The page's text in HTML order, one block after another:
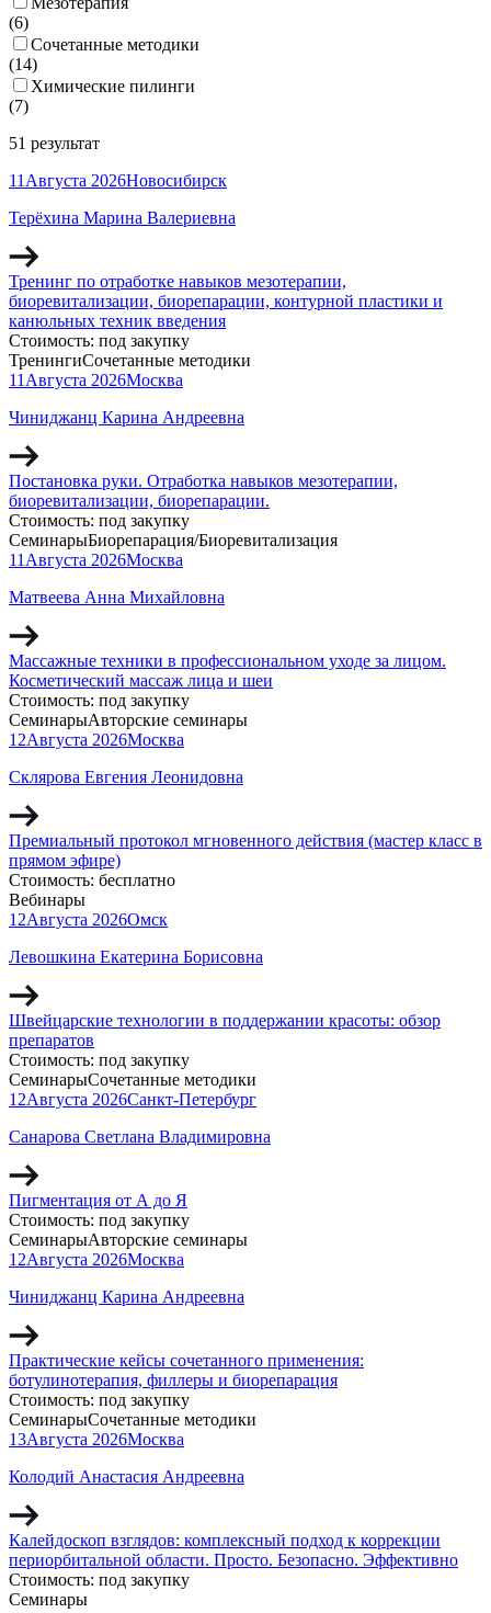
(6)
Сочетанные методики
(14)
Химические пилинги
(7)
51 результат
11 Августа 2026Новосибирск
Терёхина Марина Валериевна
Тренинг по отработке навыков мезотерапии,
биоревитализации, биорепарации, контурной пластики и
канюльных техник введения
Стоимость: под закупку
ТренингиСочетанные методики
11 Августа 2026Москва
Чиниджанц Карина Андреевна
Постановка руки. Отработка навыков мезотерапии,
биоревитализации, биорепарации.
Стоимость: под закупку
СеминарыБиорепарация/Биоревитализация
11 Августа 2026Москва
Матвеева Анна Михайловна
Массажные техники в профессиональном уходе за лицом.
Косметический массаж лица и шеи
Стоимость: под закупку
СеминарыАвторские семинары
12Августа 2026Москва
Склярова Евгения Леонидовна
Премиальный протокол мгновенного действия (мастер класс в
прямом эфире)
Стоимость: бесплатно
Вебинары
12Августа 2026Омск
Левошкина Екатерина Борисовна
Швейцарские технологии в поддержании красоты: обзор
препаратов
Стоимость: под закупку
СеминарыСочетанные методики
12Августа 2026Санкт-Петербург
Санарова Светлана Владимировна
Пигментация от А до Я
Стоимость: под закупку
СеминарыАвторские семинары
12Августа 2026Москва
Чиниджанц Карина Андреевна
Практические кейсы сочетанного применения:
ботулинотерапия, филлеры и биорепарация
Стоимость: под закупку
СеминарыСочетанные методики
13Августа 2026Москва
Колодий Анастасия Андреевна
Калейдоскоп взглядов: комплексный подход к коррекции
периорбитальной области. Просто. Безопасно. Эффективно
Стоимость: под закупку
Семинары